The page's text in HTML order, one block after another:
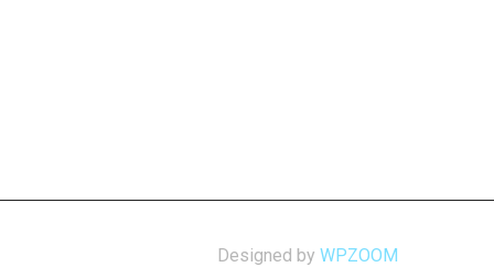
Designed by WPZOOM